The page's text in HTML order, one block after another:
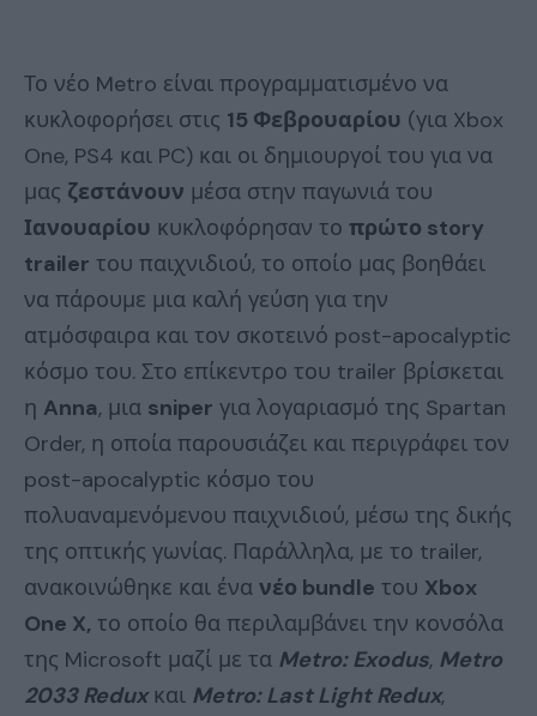
Το νέο Metro είναι προγραμματισμένο να
κυκλοφορήσει στις 15 Φεβρουαρίου (για Xbox
One, PS4 και PC) και οι δημιουργοί του για να
μας ζεστάνουν μέσα στην παγωνιά του
Ιανουαρίου κυκλοφόρησαν το πρώτο story
trailer του παιχνιδιού, το οποίο μας βοηθάει
να πάρουμε μια καλή γεύση για την
ατμόσφαιρα και τον σκοτεινό post-apocalyptic
κόσμο του. Στο επίκεντρο του trailer βρίσκεται
η Anna, μια sniper για λογαριασμό της Spartan
Order, η οποία παρουσιάζει και περιγράφει τον
post-apocalyptic κόσμο του
πολυαναμενόμενου παιχνιδιού, μέσω της δικής
της οπτικής γωνίας. Παράλληλα, με το trailer,
ανακοινώθηκε και ένα νέο bundle του Xbox
One X, το οποίο θα περιλαμβάνει την κονσόλα
της Microsoft μαζί με τα Metro: Exodus, Metro
2033 Reduxκαι Metro: Last Light Redux,